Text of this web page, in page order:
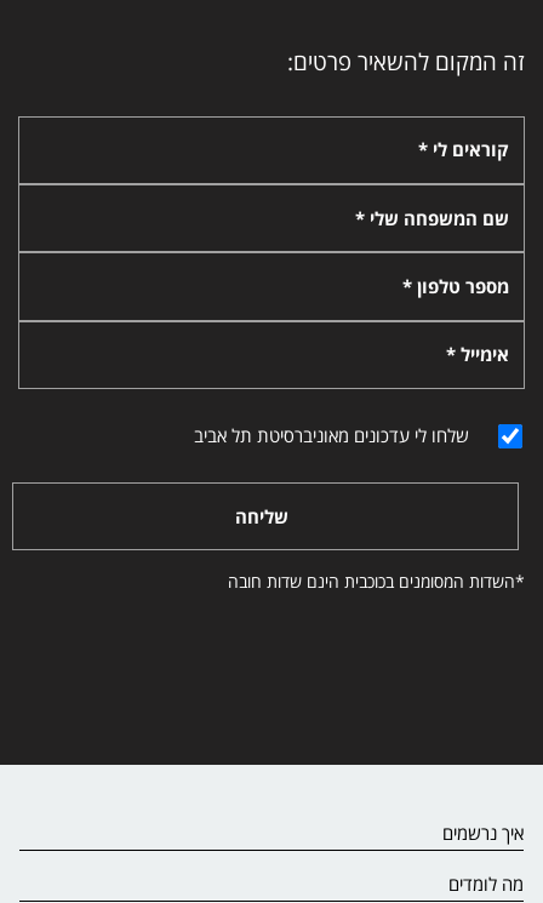
זה המקום להשאיר פרטים:
קוראים לי *
שם המשפחה שלי *
מספר טלפון *
אימייל *
שלחו לי עדכונים מאוניברסיטת תל אביב
שליחה
*השדות המסומנים בכוכבית הינם שדות חובה
איך נרשמים
מה לומדים